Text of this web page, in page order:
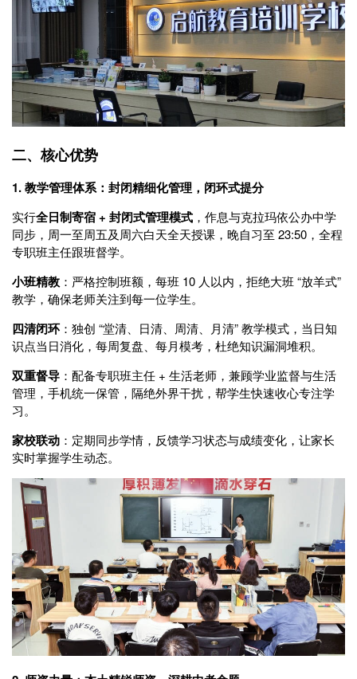
二、核心优势
1. 教学管理体系：封闭精细化管理，闭环式提分
实行全日制寄宿 + 封闭式管理模式 ，作息与克拉玛依公办中学
同步，周一至周五及周六白天全天授课，晚自习至 23:50，全程
专职班主任跟班督学。
小班精教 ：严格控制班额，每班 10 人以内，拒绝大班 “放羊式”
教学，确保老师关注到每一位学生。
四清闭环：独创 “堂清、日清、周清、月清” 教学模式，当日知
识点当日消化，每周复盘、每月模考，杜绝知识漏洞堆积。
双重督导 ：配备专职班主任 + 生活老师，兼顾学业监督与生活
管理，手机统一保管，隔绝外界干扰，帮学生快速收心专注学
习。
家校联动 ：定期同步学情，反馈学习状态与成绩变化，让家长
实时掌握学生动态。